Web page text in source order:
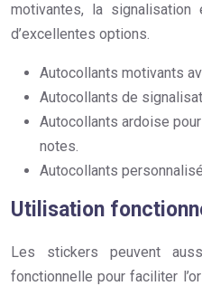
motivantes, la
d’excellentes options.
Autocollants motivants
Autocollants de
Autocollants ardoise
notes.
Autocollants
Utilisation
Les stickers peuvent
fonctionnelle pour faciliter